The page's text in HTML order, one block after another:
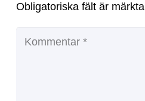
Obligatoriska fält är märkta